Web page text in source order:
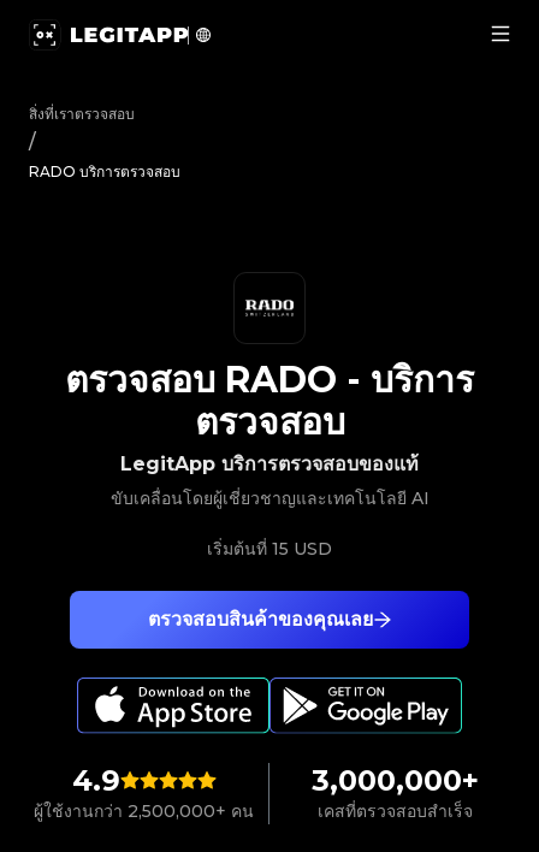
สิ่งที่เราตรวจสอบ
/
RADO บริการตรวจสอบ
4.9
ผู้ใช้งานกว่า 2,500,000+ คน
3,000,000+
เคสที่ตรวจสอบสำเร็จ
ตรวจสอบสินค้าของคุณเลย
LegitApp บริการตรวจสอบของแท้
ขับเคลื่อนโดยผู้เชี่ยวชาญและเทคโนโลยี AI
เริ่มต้นที่ 15 USD
ตรวจสอบ RADO - บริการ
ตรวจสอบ